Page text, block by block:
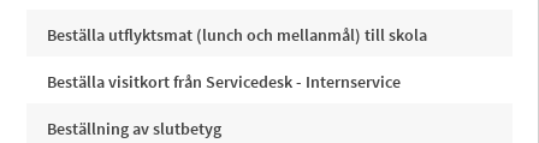
Beställa utflyktsmat (lunch och mellanmål) till skola
Beställa visitkort från Servicedesk - Internservice
Beställning av slutbetyg